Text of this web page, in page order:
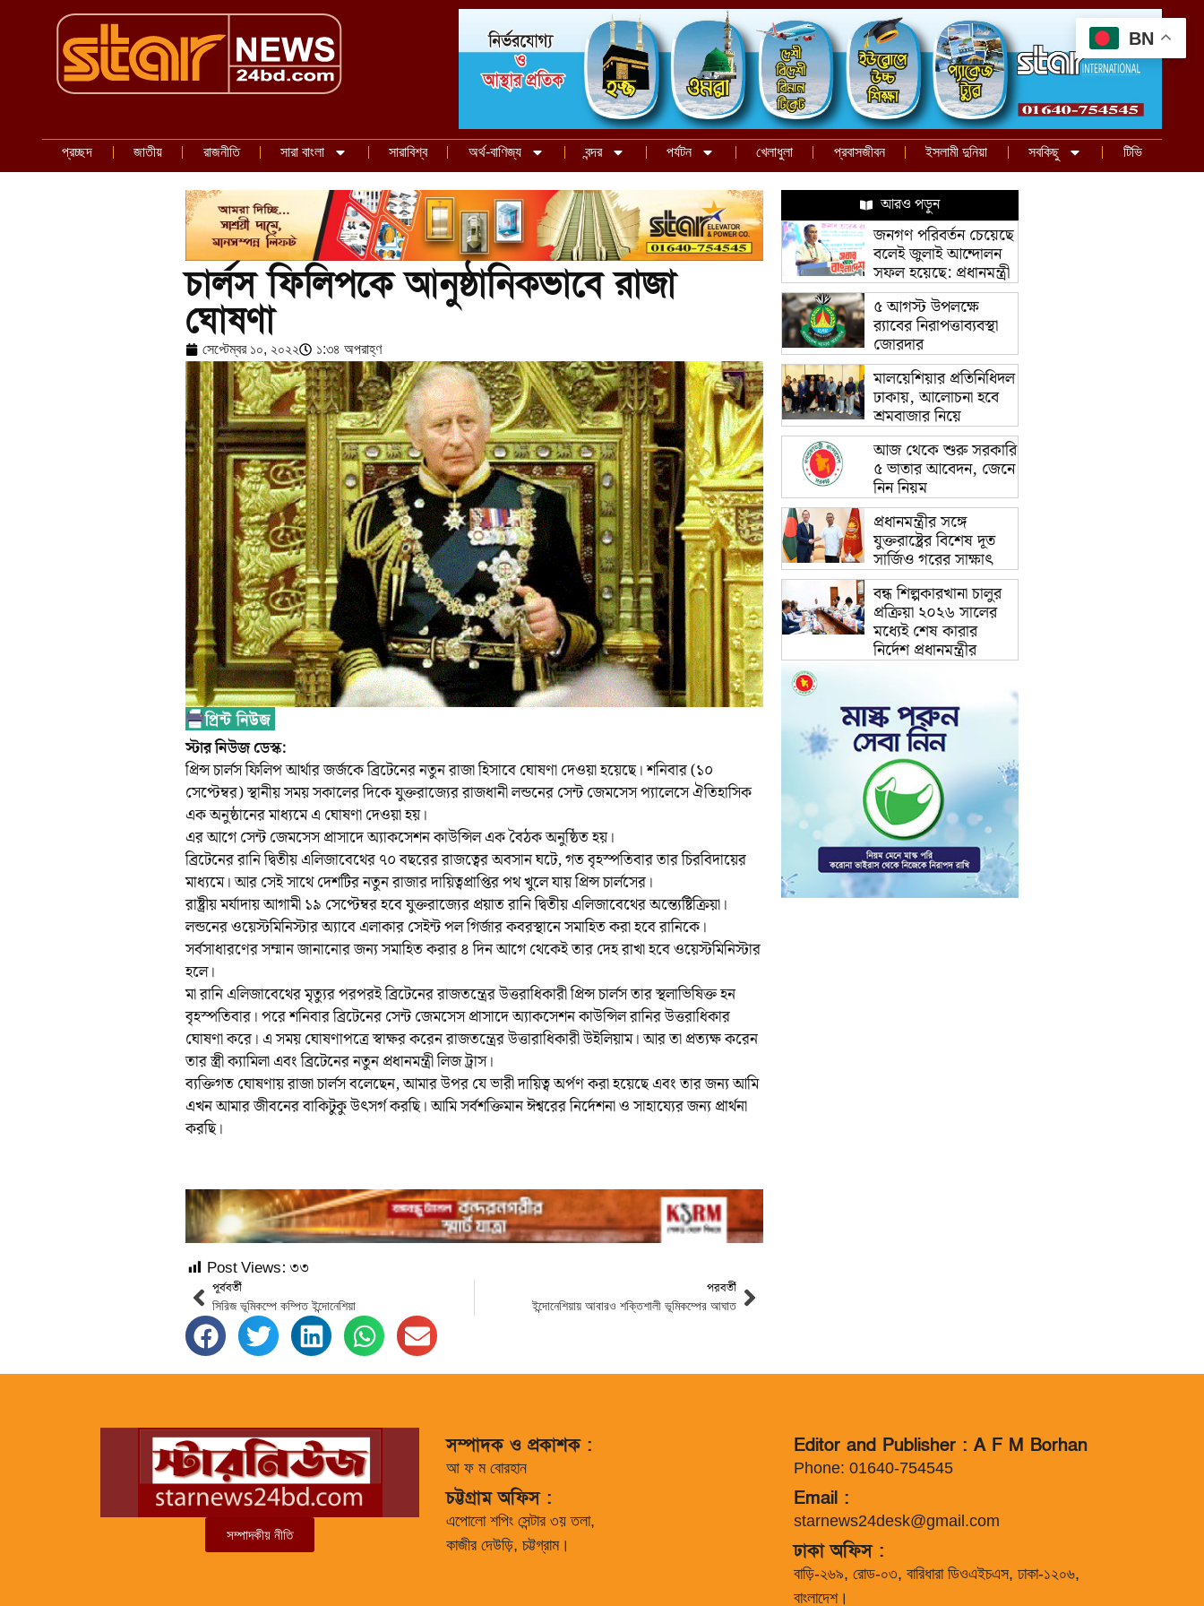
প্রচ্ছদ জাতীয় রাজনীতি সারা বাংলা সারাবিশ্ব অর্থ-বাণিজ্য বন্দর পর্যটন খেলাধুলা প্রবাসজীবন ইসলামী দুনিয়া সবকিছু টিভি
চার্লস ফিলিপকে আনুষ্ঠানিকভাবে রাজা
ঘোষণা
সেপ্টেম্বর ১০, ২০২২ ১:৩৪ অপরাহ্ণ
স্টার নিউজ ডেস্ক:
প্রিন্স চার্লস ফিলিপ আর্থার জর্জকে ব্রিটেনের নতুন রাজা হিসাবে ঘোষণা দেওয়া হয়েছে। শনিবার (১০
সেপ্টেম্বর) স্থানীয় সময় সকালের দিকে যুক্তরাজ্যের রাজধানী লন্ডনের সেন্ট জেমসেস প্যালেসে ঐতিহাসিক
এক অনুষ্ঠানের মাধ্যমে এ ঘোষণা দেওয়া হয়।
এর আগে সেন্ট জেমসেস প্রাসাদে অ্যাকসেশন কাউন্সিল এক বৈঠক অনুষ্ঠিত হয়।
ব্রিটেনের রানি দ্বিতীয় এলিজাবেথের ৭০ বছরের রাজত্বের অবসান ঘটে, গত বৃহস্পতিবার তার চিরবিদায়ের
মাধ্যমে। আর সেই সাথে দেশটির নতুন রাজার দায়িত্বপ্রাপ্তির পথ খুলে যায় প্রিন্স চার্লসের।
রাষ্ট্রীয় মর্যাদায় আগামী ১৯ সেপ্টেম্বর হবে যুক্তরাজ্যের প্রয়াত রানি দ্বিতীয় এলিজাবেথের অন্ত্যেষ্টিক্রিয়া।
লন্ডনের ওয়েস্টমিনিস্টার অ্যাবে এলাকার সেইন্ট পল গির্জার কবরস্থানে সমাহিত করা হবে রানিকে।
সর্বসাধারণের সম্মান জানানোর জন্য সমাহিত করার ৪ দিন আগে থেকেই তার দেহ রাখা হবে ওয়েস্টমিনিস্টার
হলে।
মা রানি এলিজাবেথের মৃত্যুর পরপরই ব্রিটেনের রাজতন্ত্রের উত্তরাধিকারী প্রিন্স চার্লস তার স্থলাভিষিক্ত হন
বৃহস্পতিবার। পরে শনিবার ব্রিটেনের সেন্ট জেমসেস প্রাসাদে অ্যাকসেশন কাউন্সিল রানির উত্তরাধিকার
ঘোষণা করে। এ সময় ঘোষণাপত্রে স্বাক্ষর করেন রাজতন্ত্রের উত্তারাধিকারী উইলিয়াম। আর তা প্রত্যক্ষ করেন
তার স্ত্রী ক্যামিলা এবং ব্রিটেনের নতুন প্রধানমন্ত্রী লিজ ট্রাস।
ব্যক্তিগত ঘোষণায় রাজা চার্লস বলেছেন, আমার উপর যে ভারী দায়িত্ব অর্পণ করা হয়েছে এবং তার জন্য আমি
এখন আমার জীবনের বাকিটুকু উৎসর্গ করছি। আমি সর্বশক্তিমান ঈশ্বরের নির্দেশনা ও সাহায্যের জন্য প্রার্থনা
করছি।
Post Views:৩৩
পূর্ববর্তী
সিরিজ ভূমিকম্পে কম্পিত ইন্দোনেশিয়া
পরবর্তী
ইন্দোনেশিয়ায় আবারও শক্তিশালী ভূমিকম্পের আঘাত
আরও পড়ুন
জনগণ পরিবর্তন চেয়েছে
বলেই জুলাই আন্দোলন
সফল হয়েছে: প্রধানমন্ত্রী
৫ আগস্ট উপলক্ষে
র‌্যাবের নিরাপত্তাব্যবস্থা
জোরদার
মালয়েশিয়ার প্রতিনিধিদল
ঢাকায়, আলোচনা হবে
শ্রমবাজার নিয়ে
আজ থেকে শুরু সরকারি
৫ ভাতার আবেদন, জেনে
নিন নিয়ম
প্রধানমন্ত্রীর সঙ্গে
যুক্তরাষ্ট্রের বিশেষ দূত
সার্জিও গরের সাক্ষাৎ
বন্ধ শিল্পকারখানা চালুর
প্রক্রিয়া ২০২৬ সালের
মধ্যেই শেষ কারার
নির্দেশ প্রধানমন্ত্রীর
সম্পাদকীয় নীতি
সম্পাদক ও প্রকাশক :
আ ফ ম বোরহান
চট্টগ্রাম অফিস :
এপোলো শপিং সেন্টার ৩য় তলা,
কাজীর দেউড়ি, চট্টগ্রাম।
Editor and Publisher : A F M Borhan
Phone: 01640-754545
Email :
starnews24desk@gmail.com
ঢাকা অফিস :
বাড়ি-২৬৯, রোড-০৩, বারিধারা ডিওএইচএস, ঢাকা-১২০৬,
বাংলাদেশ।
BN